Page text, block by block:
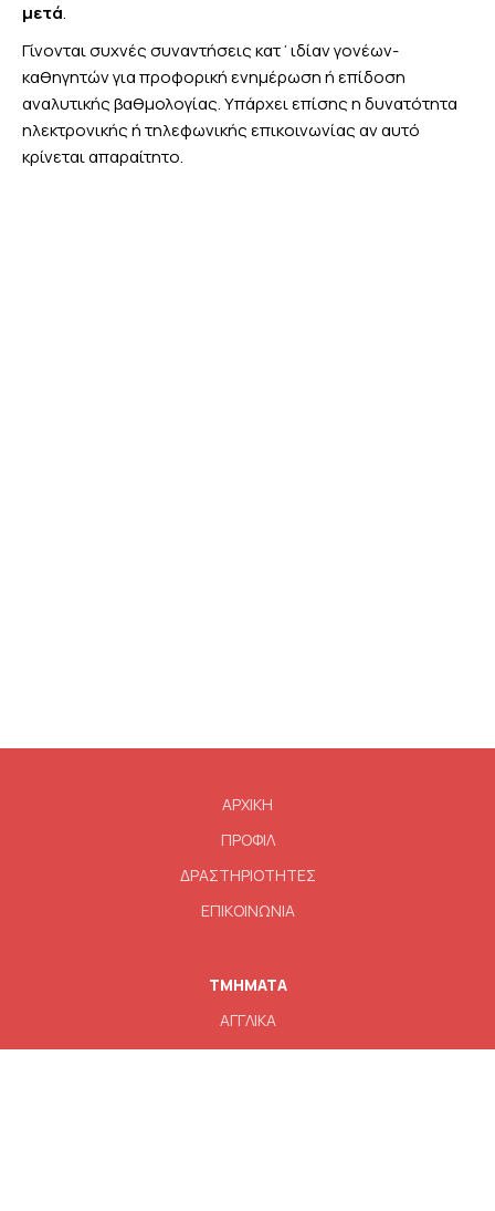
μετά.
Γίνονται συχνές συναντήσεις κατ΄ιδίαν γονέων-
καθηγητών για προφορική ενημέρωση ή επίδοση
αναλυτικής βαθμολογίας. Υπάρχει επίσης η δυνατότητα
ηλεκτρονικής ή τηλεφωνικής επικοινωνίας αν αυτό
κρίνεται απαραίτητο.
ΑΡΧΙΚΗ
ΠΡΟΦΙΛ
ΔΡΑΣΤΗΡΙΟΤΗΤΕΣ
ΕΠΙΚΟΙΝΩΝΙΑ
TMHMATA
ΑΓΓΛΙΚΑ
ΓΕΡΜΑΝΙΚΑ